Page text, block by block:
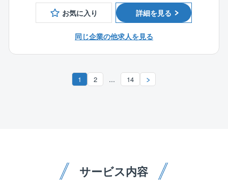
【具体的には】
■顧客、管理会社、入居者との打ち合わせ
■現地調査、設計・営業部署との連携及び見積もり取得
書、報告書作成等の施工管理業務全般
■その他付随する業務
●地域限定職 (転居はなし)
■電気工事施工管理技士 保有者
■管工事施工管理技技士 保有者
お気に入り 詳細を見る
同じ企業の他求人を見る
1 2 ... 14
サービス内容